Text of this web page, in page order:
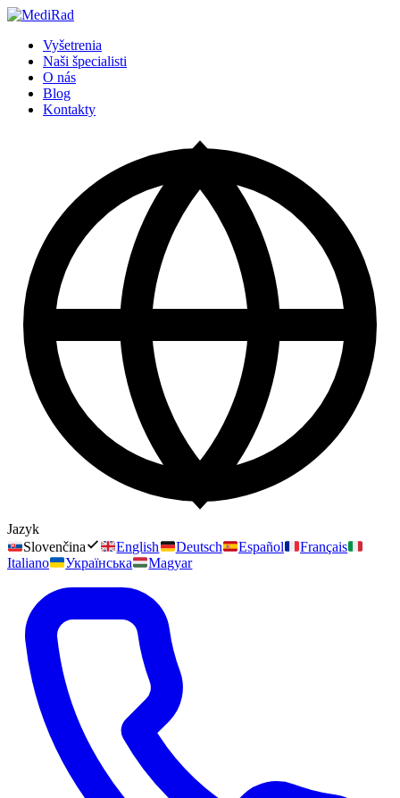
Preskočiť
obsah
Vyšetrenia
Naši špecialisti
O nás
Blog
Kontakty
Jazyk
Slovenčina
English Deutsch Español
Français
Italiano
Українська Magyar